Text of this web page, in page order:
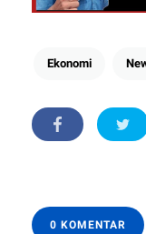
Ekonomi
0 KOMENTAR